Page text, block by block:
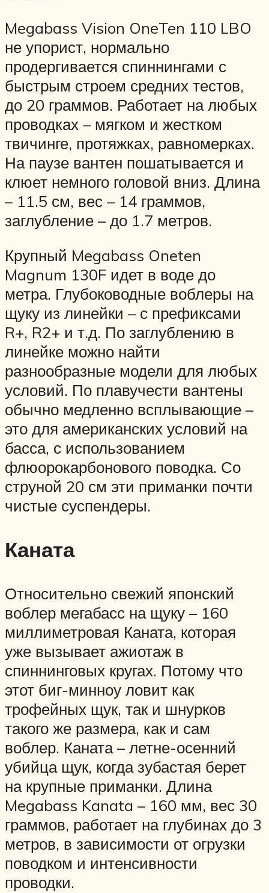
Megabass Vision OneTen 110 LBO
не упорист, нормально
продергивается спиннингами с
быстрым строем средних тестов,
до 20 граммов. Работает на любых
проводках – мягком и жестком
твичинге, протяжках, равномерках.
На паузе вантен пошатывается и
клюет немного головой вниз. Длина
– 11.5 см, вес – 14 граммов,
заглубление – до 1.7 метров.
Крупный Megabass Oneten
Magnum 130F идет в воде до
метра. Глубоководные воблеры на
щуку из линейки – с префиксами
R+, R2+ и т.д. По заглублению в
линейке можно найти
разнообразные модели для любых
условий. По плавучести вантены
обычно медленно всплывающие –
это для американских условий на
басса, с использованием
флюорокарбонового поводка. Со
струной 20 см эти приманки почти
чистые суспендеры.
Каната
Относительно свежий японский
воблер мегабасс на щуку – 160
миллиметровая Каната, которая
уже вызывает ажиотаж в
спиннинговых кругах. Потому что
этот биг-минноу ловит как
трофейных щук, так и шнурков
такого же размера, как и сам
воблер. Каната – летне-осенний
убийца щук, когда зубастая берет
на крупные приманки. Длина
Megabass Kanata – 160 мм, вес 30
граммов, работает на глубинах до 3
метров, в зависимости от огрузки
поводком и интенсивности
проводки.